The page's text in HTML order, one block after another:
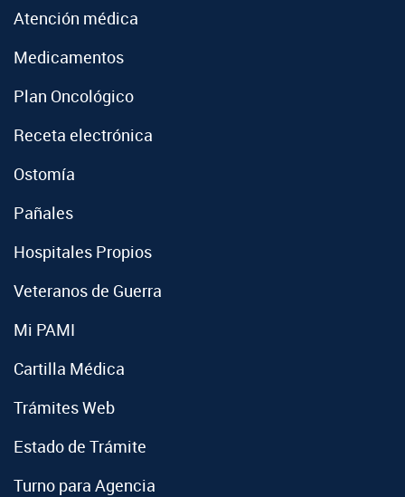
Atención médica
Medicamentos
Plan Oncológico
Receta electrónica
Ostomía
Pañales
Hospitales Propios
Veteranos de Guerra
Mi PAMI
Cartilla Médica
Trámites Web
Estado de Trámite
Turno para Agencia